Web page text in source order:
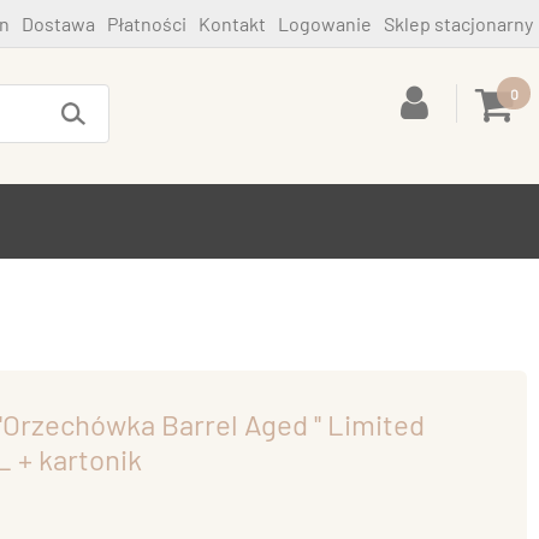
Dostawa Płatności Kontakt Logowanie Sklep stacjonarny
0
Barrel Aged '' Limited
+ kartonik